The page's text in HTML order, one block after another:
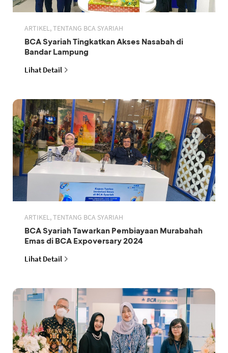
ARTIKEL, TENTANG BCA SYARIAH
BCA Syariah Tingkatkan Akses Nasabah di
Bandar Lampung
Lihat Detail
ARTIKEL, TENTANG BCA SYARIAH
BCA Syariah Tawarkan Pembiayaan Murabahah
Emas di BCA Expoversary 2024
Lihat Detail